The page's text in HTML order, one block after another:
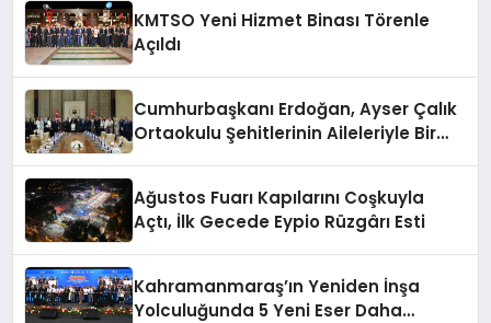
KMTSO Yeni Hizmet Binası Törenle
Açıldı
Cumhurbaşkanı Erdoğan, Ayser Çalık
Ortaokulu Şehitlerinin Aileleriyle Bir
Ağustos Fuarı Kapılarını Coşkuyla
Açtı, İlk Gecede Eypio Rüzgârı Esti
Kahramanmaraş’ın Yeniden İnşa
Yolculuğunda 5 Yeni Eser Daha